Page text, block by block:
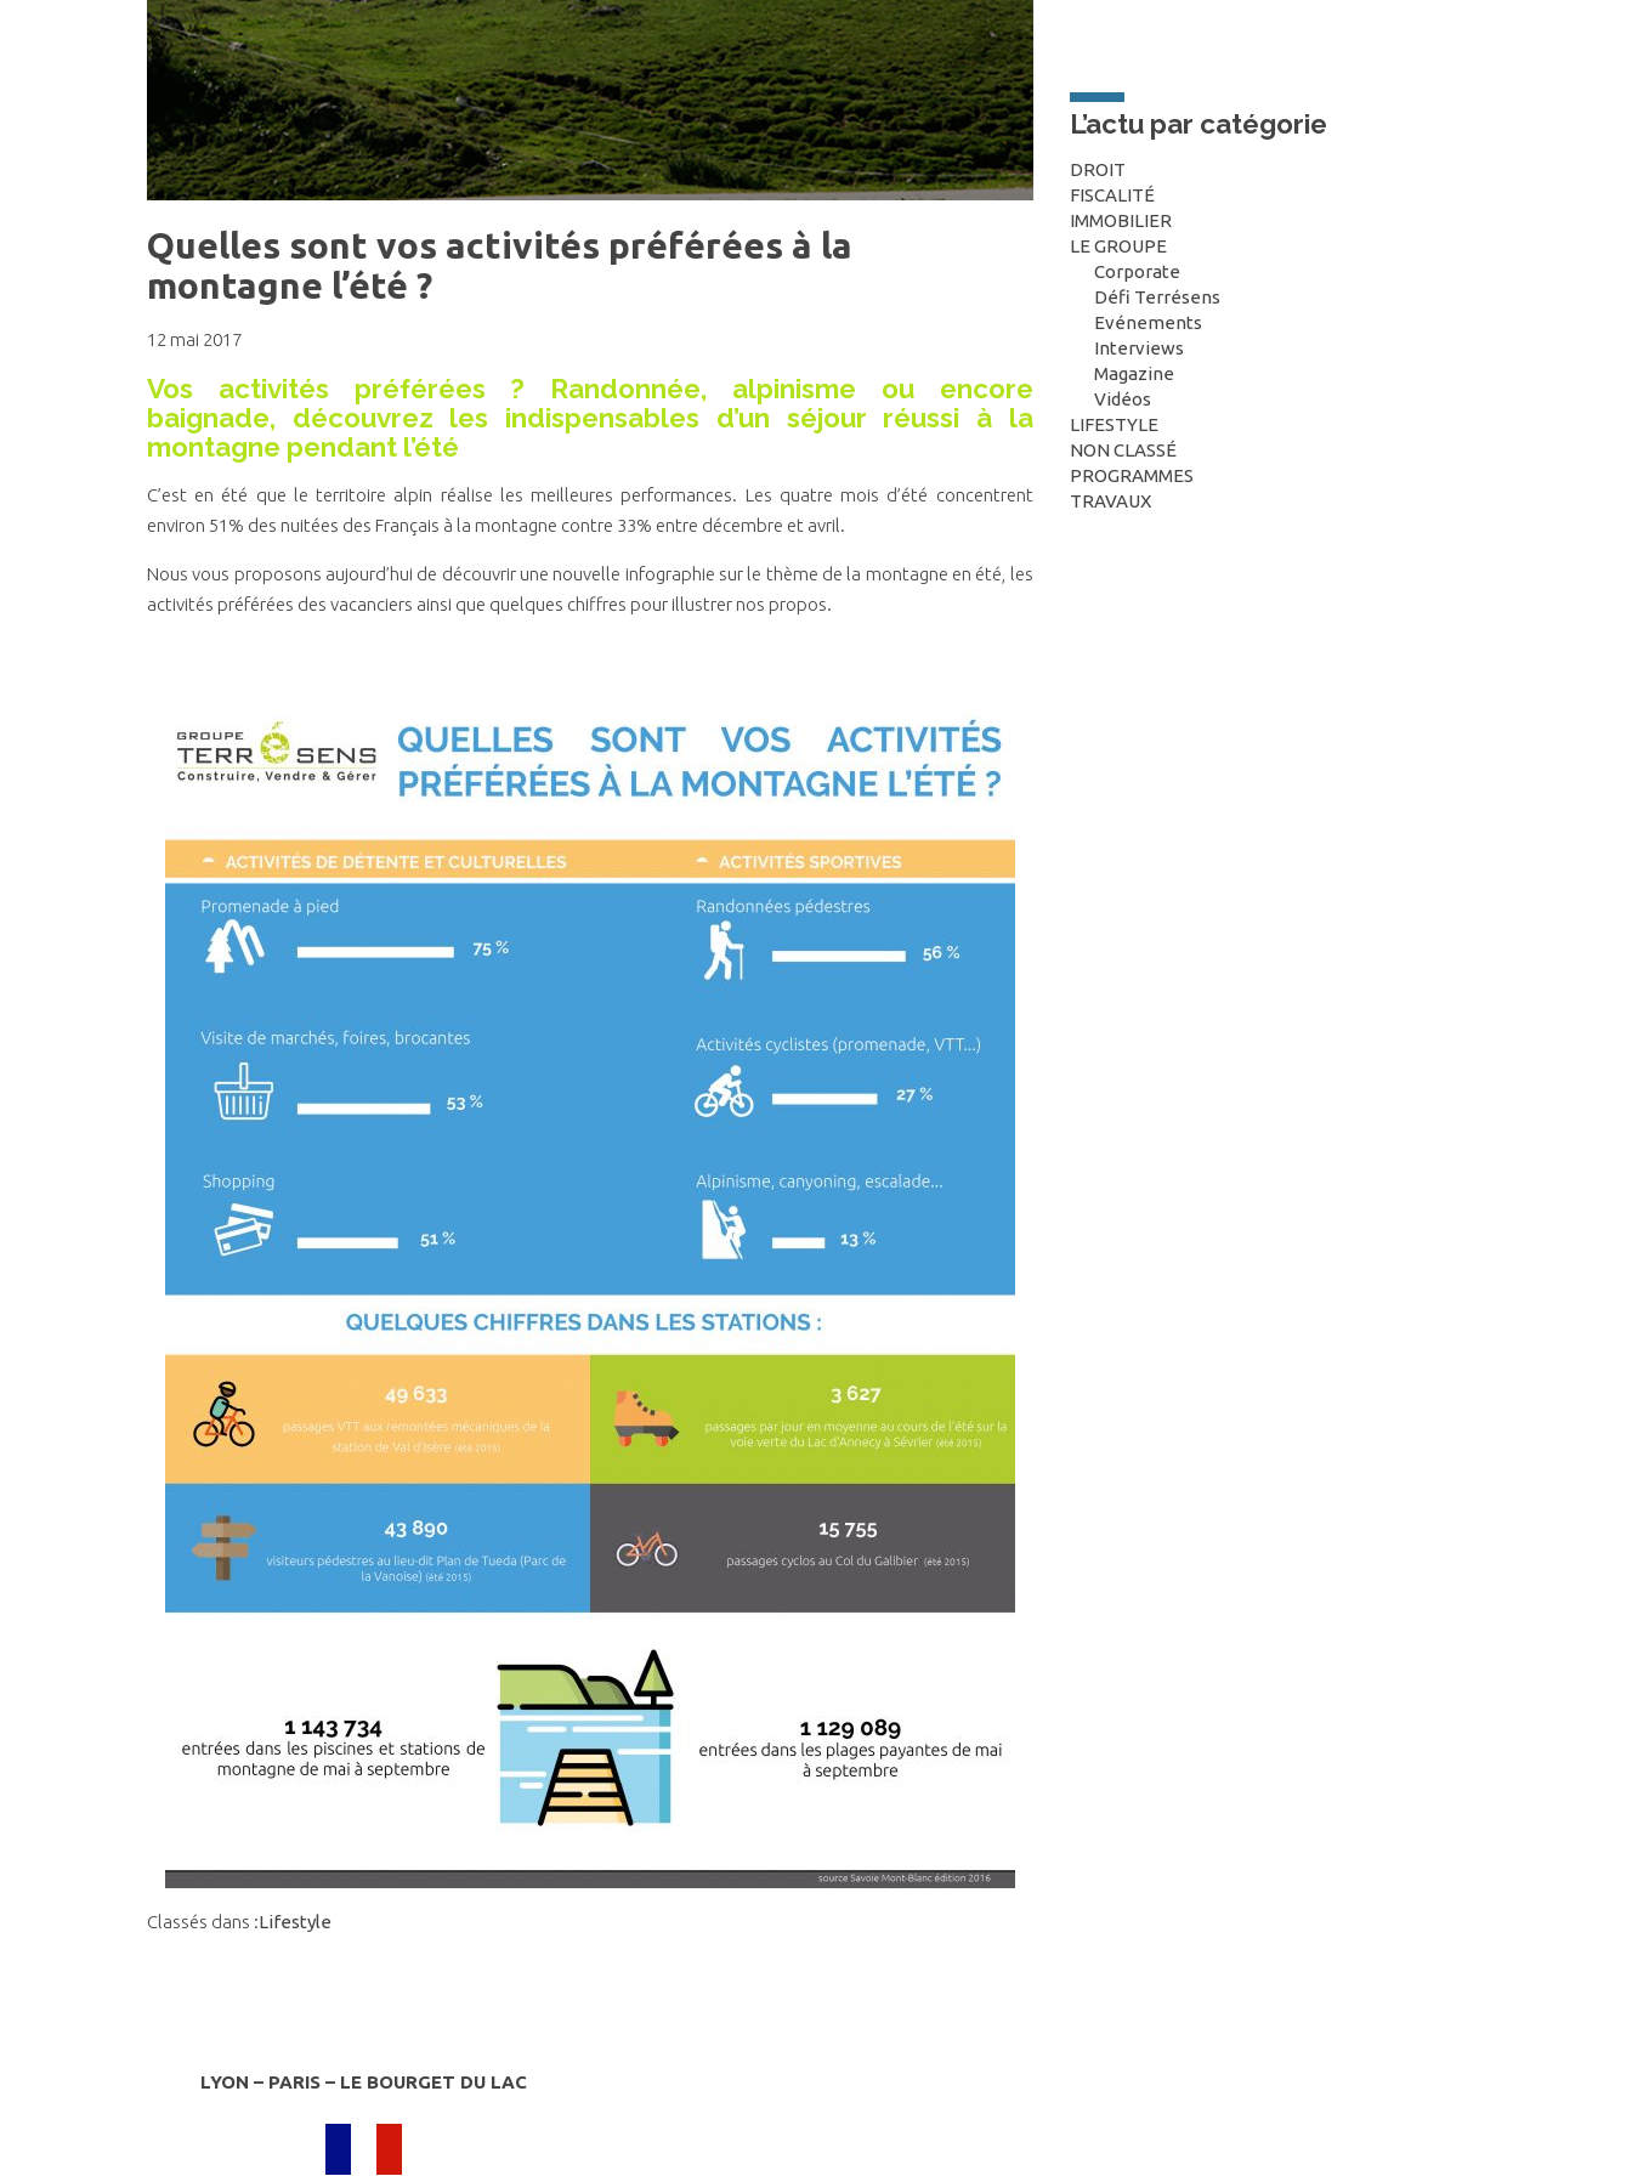
Quelles sont vos activités préférées à la
montagne l’été ?
12 mai 2017
Vos activités préférées ? Randonnée, alpinisme ou encore
baignade, découvrez les indispensables d’un séjour réussi à la
montagne pendant l’été
C’est en été que le territoire alpin réalise les meilleures performances. Les quatre mois d’été concentrent
environ 51% des nuitées des Français à la montagne contre 33% entre décembre et avril.
Nous vous proposons aujourd’hui de découvrir une nouvelle infographie sur le thème de la montagne en été, les
activités préférées des vacanciers ainsi que quelques chiffres pour illustrer nos propos.
Classés dans :Lifestyle
L’actu par catégorie
DROIT
FISCALITÉ
IMMOBILIER
LE GROUPE
Corporate
Défi Terrésens
Evénements
Interviews
Magazine
Vidéos
LIFESTYLE
NON CLASSÉ
PROGRAMMES
TRAVAUX
LYON – PARIS – LE BOURGET DU LAC